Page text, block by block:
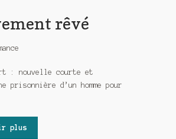
rêvé
: nouvelle courte et
prisonnière d’un homme pour
plus